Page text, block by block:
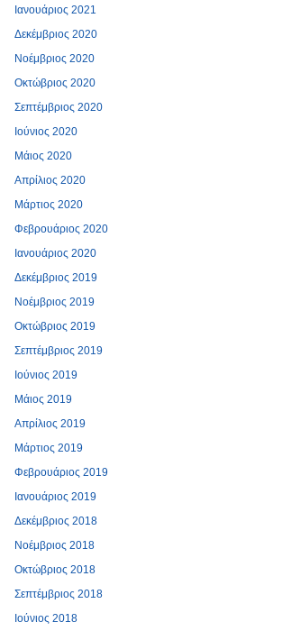
Ιανουάριος 2021
Δεκέμβριος 2020
Νοέμβριος 2020
Οκτώβριος 2020
Σεπτέμβριος 2020
Ιούνιος 2020
Μάιος 2020
Απρίλιος 2020
Μάρτιος 2020
Φεβρουάριος 2020
Ιανουάριος 2020
Δεκέμβριος 2019
Νοέμβριος 2019
Οκτώβριος 2019
Σεπτέμβριος 2019
Ιούνιος 2019
Μάιος 2019
Απρίλιος 2019
Μάρτιος 2019
Φεβρουάριος 2019
Ιανουάριος 2019
Δεκέμβριος 2018
Νοέμβριος 2018
Οκτώβριος 2018
Σεπτέμβριος 2018
Ιούνιος 2018